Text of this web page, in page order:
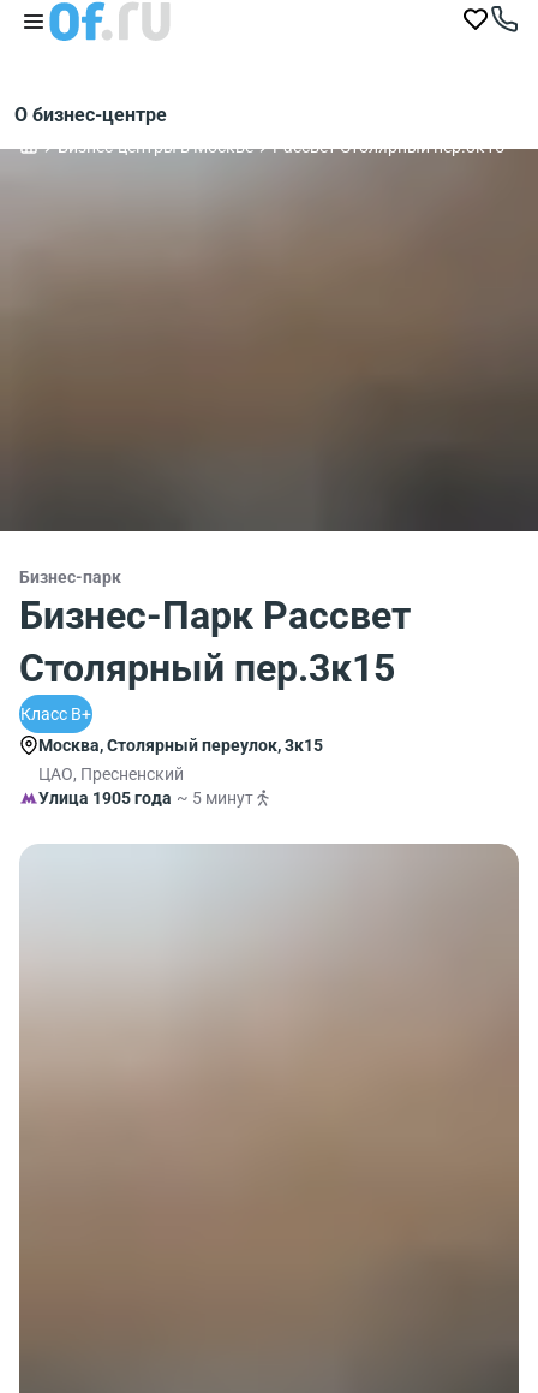
О бизнес-центре
Бизнес-центры в Москве Рассвет Столярный пер.3к15
Бизнес-парк
Бизнес-Парк Рассвет
Столярный пер.3к15
Класс B+
Москва, Столярный переулок, 3к15
ЦАО, Пресненский
Улица 1905 года ~ 5 минут